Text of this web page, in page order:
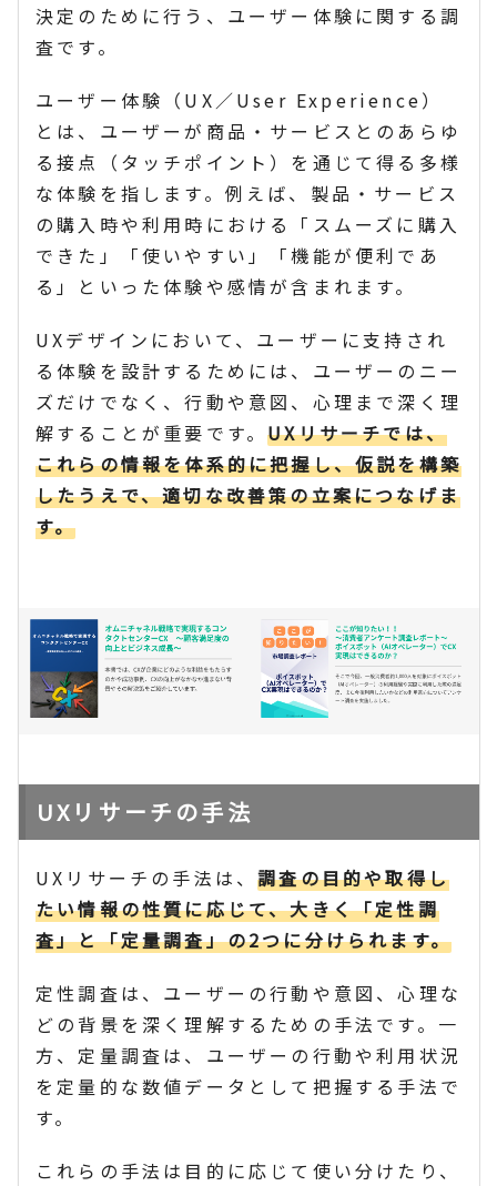
決定のために行う、ユーザー体験に関する調
査です。
ユーザー体験（UX／User Experience）
とは、ユーザーが商品・サービスとのあらゆ
る接点（タッチポイント）を通じて得る多様
な体験を指します。例えば、製品・サービス
の購入時や利用時における「スムーズに購入
できた」「使いやすい」「機能が便利であ
る」といった体験や感情が含まれます。
UXデザインにおいて、ユーザーに支持され
る体験を設計するためには、ユーザーのニー
ズだけでなく、行動や意図、心理まで深く理
解することが重要です。UXリサーチでは、
これらの情報を体系的に把握し、仮説を構築
したうえで、適切な改善策の立案につなげま
す。
UXリサーチの手法
UXリサーチの手法は、調査の目的や取得し
たい情報の性質に応じて、大きく「定性調
査」と「定量調査」の2つに分けられます。
定性調査は、ユーザーの行動や意図、心理な
どの背景を深く理解するための手法です。一
方、定量調査は、ユーザーの行動や利用状況
を定量的な数値データとして把握する手法で
す。
これらの手法は目的に応じて使い分けたり、